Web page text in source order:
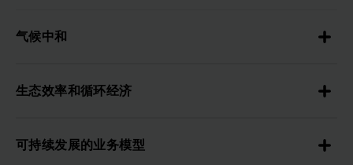
气候中和
生态效率和循环经济
可持续发展的业务模型